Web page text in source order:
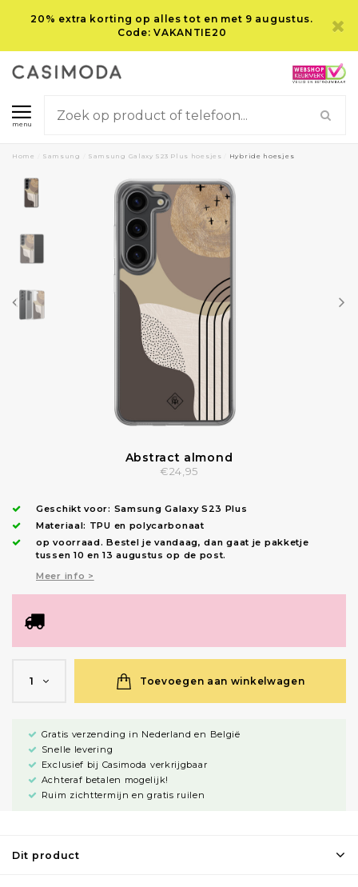
20% extra korting op alles tot en met 9 augustus.
Code: VAKANTIE20
menu
Home Samsung Samsung Galaxy S23 Plus hoesjes Hybride hoesjes
Abstract almond
€24,95
Geschikt voor: Samsung Galaxy S23 Plus
Materiaal: TPU en polycarbonaat
op voorraad.Bestel je vandaag, dan gaat je pakketje
tussen 10 en 13 augustus op de post.
Meer info >
1 Toevoegen aan winkelwagen
Gratis verzending in Nederland en België
Snelle levering
Exclusief bij Casimoda verkrijgbaar
Achteraf betalen mogelijk!
Ruim zichttermijn en gratis ruilen
Dit product